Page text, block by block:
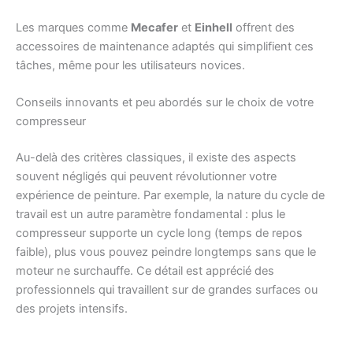
Les marques comme Mecafer et Einhell offrent des
accessoires de maintenance adaptés qui simplifient ces
tâches, même pour les utilisateurs novices.
Conseils innovants et peu abordés sur le choix de votre
compresseur
Au-delà des critères classiques, il existe des aspects
souvent négligés qui peuvent révolutionner votre
expérience de peinture. Par exemple, la nature du cycle de
travail est un autre paramètre fondamental : plus le
compresseur supporte un cycle long (temps de repos
faible), plus vous pouvez peindre longtemps sans que le
moteur ne surchauffe. Ce détail est apprécié des
professionnels qui travaillent sur de grandes surfaces ou
des projets intensifs.